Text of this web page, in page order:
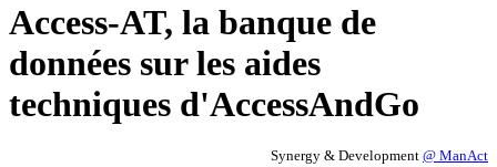
Access-AT, la banque de
données sur les aides
techniques d'AccessAndGo
Synergy & Development @ ManAct